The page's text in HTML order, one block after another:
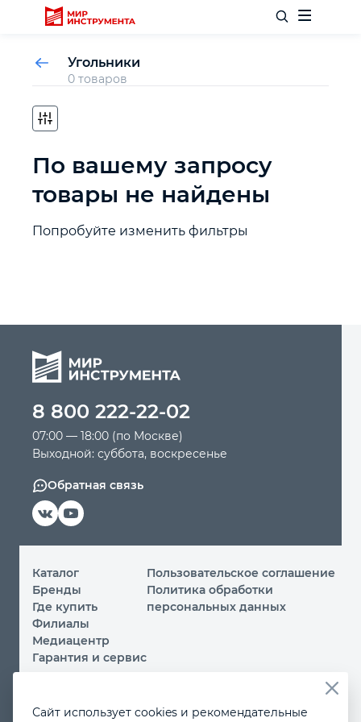
Отделочный инструмент
Слесарный инструмент
Силовое оборудование
Крепежный инструмент
Режущий инструмент
Угольники
0 товаров
По вашему запросу
товары не найдены
Попробуйте изменить фильтры
8 800 222-22-02
07:00 — 18:00 (по Москве)
Выходной: суббота, воскресенье
Обратная связь
Каталог
Бренды
Где купить
Филиалы
Медиацентр
Гарантия и сервис
Пользовательское соглашение
Политика обработки
персональных данных
Сайт использует cookies и рекомендательные